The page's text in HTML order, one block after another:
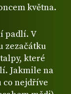
května.
padlí. V
zezačátku
které
Jakmile na
co nejdříve